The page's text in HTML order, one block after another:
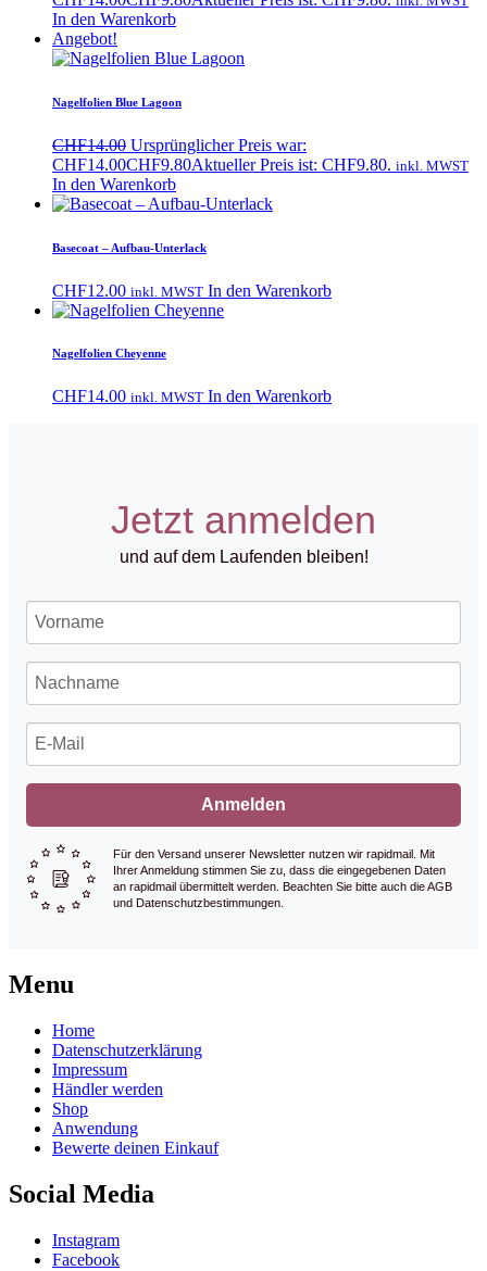
In den Warenkorb
Angebot!
Nagelfolien Blue Lagoon
CHF14.00 Ursprünglicher Preis war:
CHF14.00CHF9.80Aktueller Preis ist: CHF9.80. inkl. MWST
In den Warenkorb
Basecoat – Aufbau-Unterlack
CHF12.00 inkl. MWST In den Warenkorb
Nagelfolien Cheyenne
CHF14.00 inkl. MWST In den Warenkorb
Jetzt anmelden
und auf dem Laufenden bleiben!
Anmelden
Für den Versand unserer Newsletter nutzen wir rapidmail. Mit
Ihrer Anmeldung stimmen Sie zu, dass die eingegebenen Daten
an rapidmail übermittelt werden. Beachten Sie bitte auch die AGB
und Datenschutzbestimmungen.
Menu
Home
Datenschutzerklärung
Impressum
Händler werden
Shop
Anwendung
Bewerte deinen Einkauf
Social Media
Instagram
Facebook